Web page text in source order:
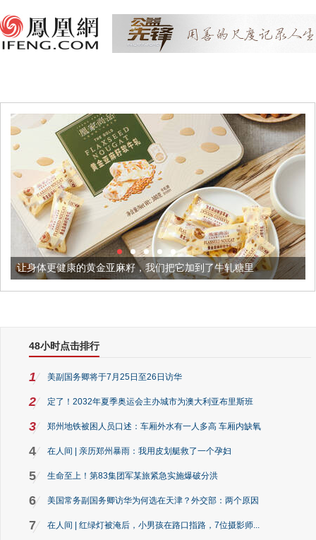
亚麻籽，我们把它加到了牛轧糖里 被列入佛家七宝的它
48小时点击排行
1 美副国务卿将于7月25日至26日访华
2 定了！2032年夏季奥运会主办城市为澳大利亚布里斯班
3 郑州地铁被困人员口述：车厢外水有一人多高 车厢内缺氧
4 在人间 | 亲历郑州暴雨：我用皮划艇救了一个孕妇
5 生命至上！第83集团军某旅紧急实施爆破分洪
6 美国常务副国务卿访华为何选在天津？外交部：两个原因
7 在人间 | 红绿灯被淹后，小男孩在路口指路，7位摄影师...